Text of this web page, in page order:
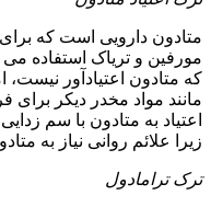
متادون دارویی است که
مورفین و تریاک استفاده
که متادون اعتیادآور نیست،
مانند مواد مخدر دیکر برای
اعتیاد به متادون با سم
زیرا علائم روانی نیاز به
ترک ترامادول